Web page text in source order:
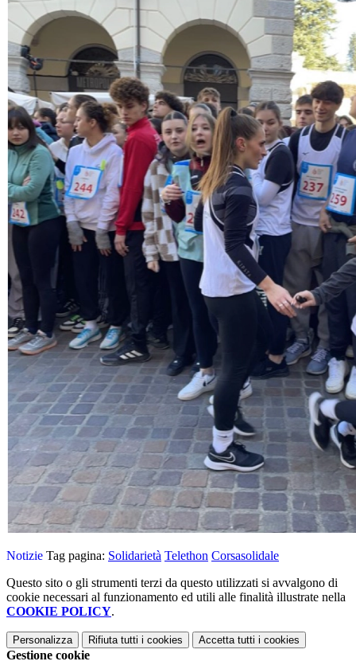
Notizie Tag pagina: Solidarietà Telethon Corsasolidale
Questo sito o gli strumenti terzi da questo utilizzati si avvalgono di
cookie necessari al funzionamento ed utili alle finalità illustrate nella
COOKIE POLICY.
Personalizza Rifiuta tutti i cookies Accetta tutti i cookies
Gestione cookie